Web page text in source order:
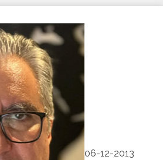
06-12-2013